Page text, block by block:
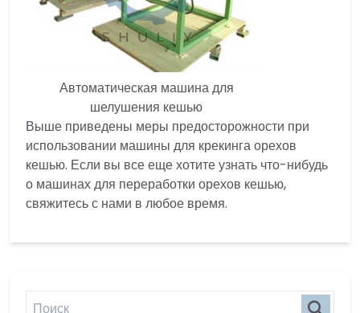
Автоматическая машина для
шелушения кешью
Выше приведены меры предосторожности при
использовании машины для крекинга орехов
кешью. Если вы все еще хотите узнать что-нибудь
о машинах для переработки орехов кешью,
свяжитесь с нами в любое время.